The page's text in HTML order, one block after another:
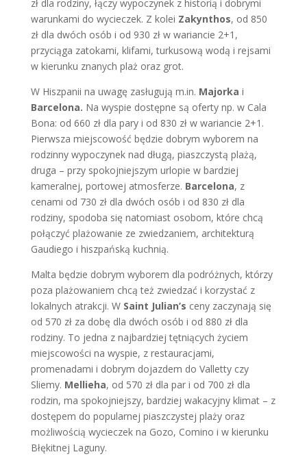
zł dla rodziny, łączy wypoczynek z historią i dobrymi
warunkami do wycieczek. Z kolei Zakynthos, od 850
zł dla dwóch osób i od 930 zł w wariancie 2+1,
przyciąga zatokami, klifami, turkusową wodą i rejsami
w kierunku znanych plaż oraz grot.
W Hiszpanii na uwagę zasługują m.in. Majorka i
Barcelona. Na wyspie dostępne są oferty np. w Cala
Bona: od 660 zł dla pary i od 830 zł w wariancie 2+1.
Pierwsza miejscowość będzie dobrym wyborem na
rodzinny wypoczynek nad długą, piaszczystą plażą,
druga – przy spokojniejszym urlopie w bardziej
kameralnej, portowej atmosferze. Barcelona, z
cenami od 730 zł dla dwóch osób i od 830 zł dla
rodziny, spodoba się natomiast osobom, które chcą
połączyć plażowanie ze zwiedzaniem, architekturą
Gaudiego i hiszpańską kuchnią.
Malta będzie dobrym wyborem dla podróżnych, którzy
poza plażowaniem chcą też zwiedzać i korzystać z
lokalnych atrakcji. W Saint Julian’s ceny zaczynają się
od 570 zł za dobę dla dwóch osób i od 880 zł dla
rodziny. To jedna z najbardziej tętniących życiem
miejscowości na wyspie, z restauracjami,
promenadami i dobrym dojazdem do Valletty czy
Sliemy. Mellieha, od 570 zł dla par i od 700 zł dla
rodzin, ma spokojniejszy, bardziej wakacyjny klimat – z
dostępem do popularnej piaszczystej plaży oraz
możliwością wycieczek na Gozo, Comino i w kierunku
Błękitnej Laguny.